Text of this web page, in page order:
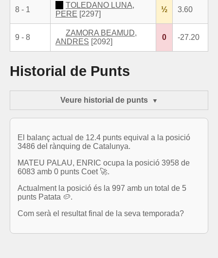
8 - 1
TOLEDANO LUNA,
PERE [2297]
½ 3.60
9 - 8
ZAMORA BEAMUD,
ANDRES [2092]
0 -27.20
Historial de Punts
Veure historial de punts
El balanç actual de 12.4 punts equival a la posició
3486 del rànquing de Catalunya.
MATEU PALAU, ENRIC ocupa la posició 3958 de
6083 amb 0 punts Coet 🚀.
Actualment la posició és la 997 amb un total de 5
punts Patata 🥔.
Com serà el resultat final de la seva temporada?